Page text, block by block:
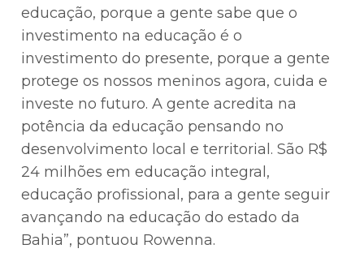
educação, porque a gente sabe que o
investimento na educação é o
investimento do presente, porque a gente
protege os nossos meninos agora, cuida e
investe no futuro. A gente acredita na
potência da educação pensando no
desenvolvimento local e territorial. São R$
24 milhões em educação integral,
educação profissional, para a gente seguir
avançando na educação do estado da
Bahia”, pontuou Rowenna.